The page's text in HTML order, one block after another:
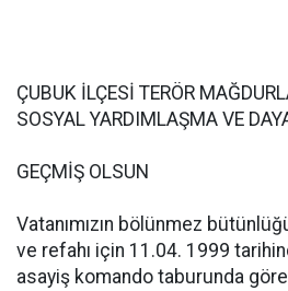
ÇUBUK İLÇESİ TERÖR
SOSYAL YARDIMLAŞMA VE
GEÇMİŞ OLSUN
Vatanımızın bölünmez
ve refahı için 11.04. 1999
asayiş komando taburunda